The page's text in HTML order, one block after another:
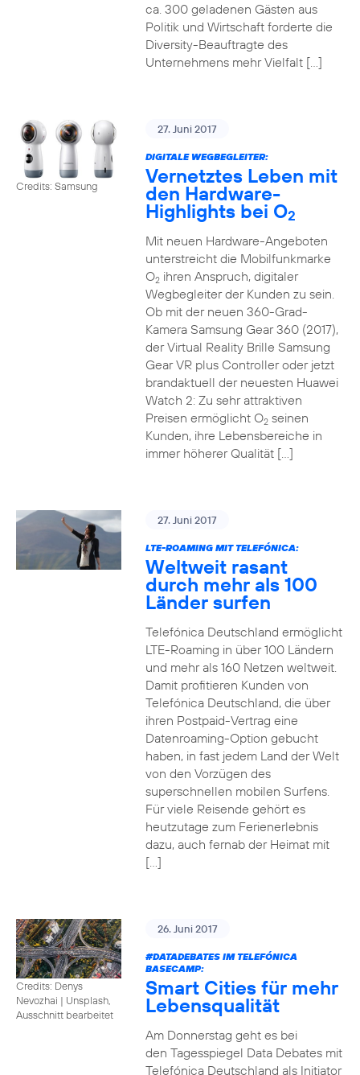
ca. 300 geladenen Gästen aus
Politik und Wirtschaft forderte die
Diversity-Beauftragte des
Unternehmens mehr Vielfalt […]
Credits: Samsung
27. Juni 2017
DIGITALE WEGBEGLEITER:
Vernetztes Leben mit
den Hardware-
Highlights bei O2
Mit neuen Hardware-Angeboten
unterstreicht die Mobilfunkmarke
O2ihren Anspruch, digitaler
Wegbegleiter der Kunden zu sein.
Ob mit der neuen 360-Grad-
Kamera Samsung Gear 360 (2017),
der Virtual Reality Brille Samsung
Gear VR plus Controller oder jetzt
brandaktuell der neuesten Huawei
Watch 2: Zu sehr attraktiven
Preisen ermöglicht O2seinen
Kunden, ihre Lebensbereiche in
immer höherer Qualität […]
27. Juni 2017
LTE-ROAMING MIT TELEFÓNICA:
Weltweit rasant
durch mehr als 100
Länder surfen
Telefónica Deutschland ermöglicht
LTE-Roaming in über 100 Ländern
und mehr als 160 Netzen weltweit.
Damit profitieren Kunden von
Telefónica Deutschland, die über
ihren Postpaid-Vertrag eine
Datenroaming-Option gebucht
haben, in fast jedem Land der Welt
von den Vorzügen des
superschnellen mobilen Surfens.
Für viele Reisende gehört es
heutzutage zum Ferienerlebnis
dazu, auch fernab der Heimat mit
[…]
Credits: Denys
Nevozhai | Unsplash,
Ausschnitt bearbeitet
26. Juni 2017
#DATADEBATESIM TELEFÓNICA
BASECAMP:
Smart Cities für mehr
Lebensqualität
Am Donnerstag geht es bei
den Tagesspiegel Data Debates mit
Telefónica Deutschland als Initiator